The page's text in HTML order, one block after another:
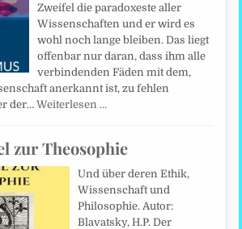
Zweifel die paradoxeste aller
Wissenschaften und er wird es
wohl noch lange bleiben. Das liegt
offenbar nur daran, dass ihm alle
verbindenden Fäden mit dem,
anerkannt ist, zu fehlen
der…Weiterlesen …
zur Theosophie
Und über deren Ethik,
Wissenschaft und
Philosophie. Autor:
Blavatsky, H.P. Der